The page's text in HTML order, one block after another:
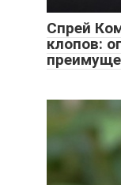
Спрей
клопов: